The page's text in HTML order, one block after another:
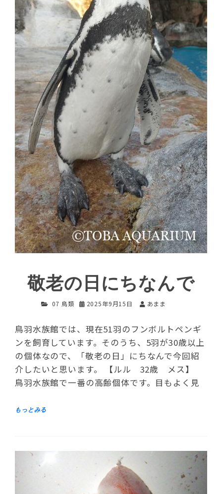
敬老の日にちなんで
07 鳥類 2025年9月15日 あまま
鳥羽水族館では、現在51羽のフンボルトペンギ
ンを飼育しています。そのうち、5羽が30歳以上
の個体なので、「敬老の日」にちなんで今回紹
介したいと思います。 【ルル 32歳 メス】
鳥羽水族館で一番の高齢個体です。目もよく見